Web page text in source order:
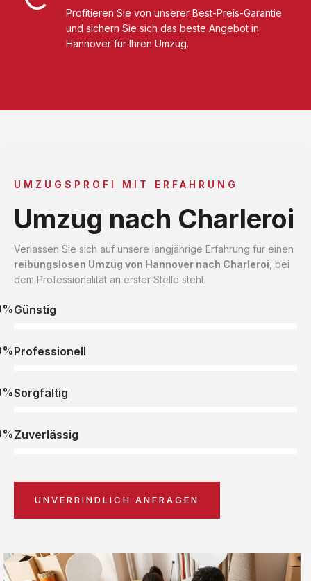
Profitieren Sie von unserer Best-Preis-Garantie
und sichern Sie sich das beste Angebot in
Hannover für Ihren Umzug.
UMZUGSPROFI MIT ERFAHRUNG
Umzug nach Charleroi
Verlassen Sie sich auf unsere langjährige Erfahrung für einen
reibungslosen Umzug von Hannover nach Charleroi , bei
dem Professionalität an erster Stelle steht.
Günstig
Professionell
Sorgfältig
Zuverlässig
UNVERBINDLICH ANFRAGEN